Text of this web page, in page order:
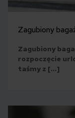
Zagubiony
Zagubiony
rozpoczęcie
taśmy z […]